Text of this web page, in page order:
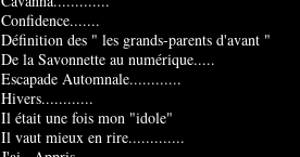
Confidence.......
Définition des " les grands-parents d'avant "
De la Savonnette au numérique.....
Escapade Automnale............
Hivers............
Il était une fois mon "idole"
Il vaut mieux en rire.............